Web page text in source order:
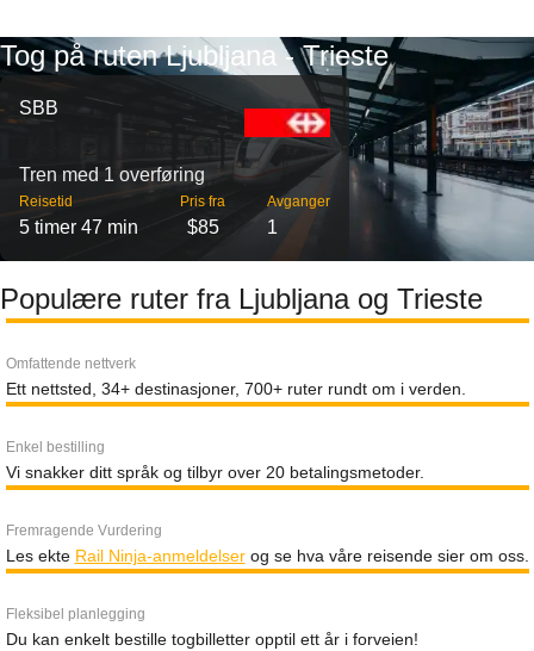
Tog på ruten Ljubljana - Trieste
SBB
Tren med 1 overføring
Reisetid
5 timer 47 min
Pris fra
$85
Avganger
1
Populære ruter fra Ljubljana og Trieste
Omfattende nettverk
Ett nettsted, 34+ destinasjoner, 700+ ruter rundt om i verden.
Enkel bestilling
Vi snakker ditt språk og tilbyr over 20 betalingsmetoder.
Fremragende Vurdering
Les ekte Rail Ninja-anmeldelserog se hva våre reisende sier om oss.
Fleksibel planlegging
Du kan enkelt bestille togbilletter opptil ett år i forveien!